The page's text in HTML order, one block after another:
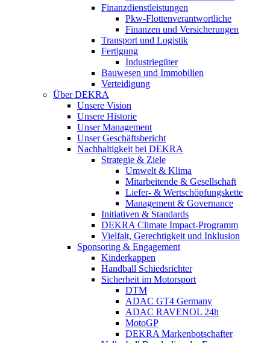
Finanzdienstleistungen
Pkw‑Flottenverantwortliche
Finanzen und Versicherungen
Transport und Logistik
Fertigung
Industriegüter
Bauwesen und Immobilien
Verteidigung
Über DEKRA
Unsere Vision
Unsere Historie
Unser Management
Unser Geschäftsbericht
Nachhaltigkeit bei DEKRA
Strategie & Ziele
Umwelt & Klima
Mitarbeitende & Gesellschaft
Liefer- & Wertschöpfungskette
Management & Governance
Initiativen & Standards
DEKRA Climate Impact-Programm
Vielfalt, Gerechtigkeit und Inklusion​
Sponsoring & Engagement
Kinderkappen
Handball Schiedsrichter
Sicherheit im Motorsport
DTM
ADAC GT4 Germany
ADAC RAVENOL 24h
MotoGP
DEKRA Markenbotschafter